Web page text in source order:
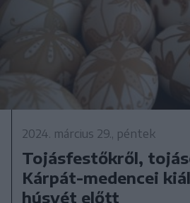
2024. március 29., péntek
Tojásfestőkről,
Kárpát-medencei
húsvét előtt